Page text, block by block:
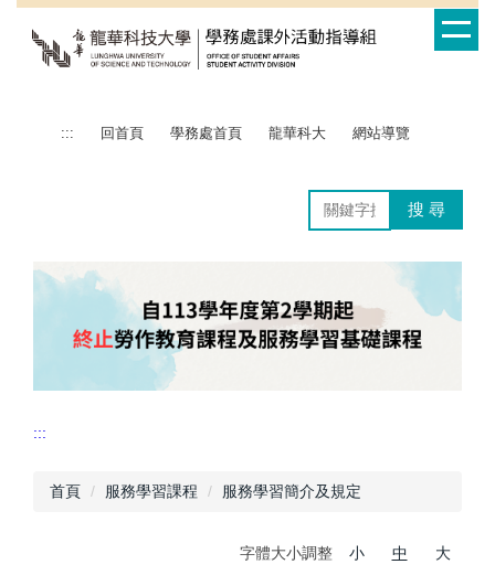
::: 回首頁 學務處首頁 龍華科大 網站導覽
搜 尋
:::
首頁 服務學習課程 服務學習簡介及規定
字體大小調整 小 中 大